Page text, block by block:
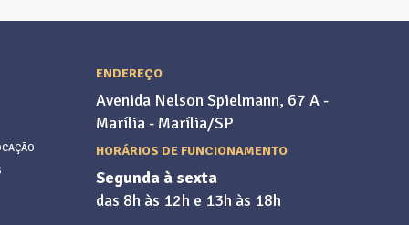
ENDEREÇO
Avenida Nelson Spielmann, 67 A -
Marília - Marília/SP
HORÁRIOS DE FUNCIONAMENTO
Segunda à sexta
das 8h às 12h e 13h às 18h